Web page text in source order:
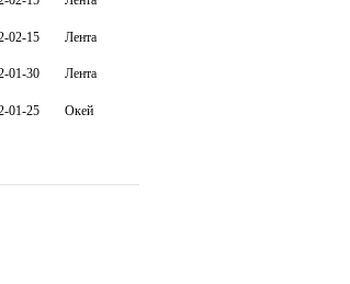
02-15
Лента
01-30 Лента
01-25 Окей